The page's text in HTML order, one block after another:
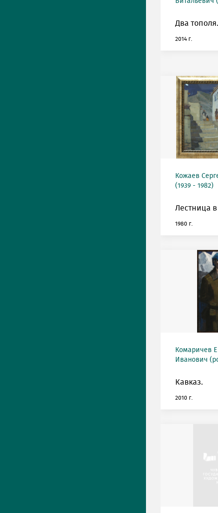
Два тополя.
2014 г.
Кожаев
(1939 - 1982)
Лестница
1980 г.
Комаричев
Иванович
Кавказ.
2010 г.